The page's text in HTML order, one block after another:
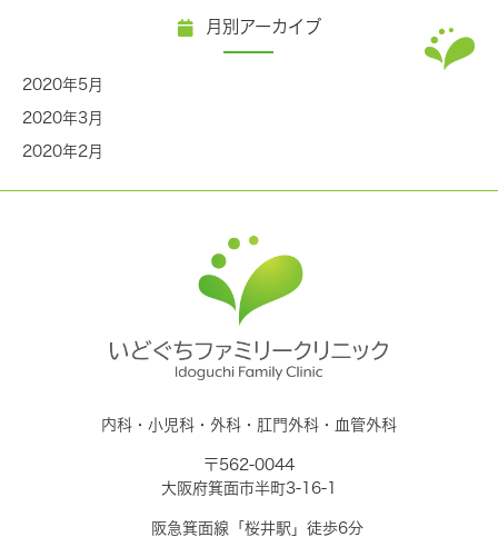
月別アーカイブ
2020年5月
2020年3月
2020年2月
内科・小児科・外科・肛門外科・血管外科
〒562-0044
大阪府箕面市半町3-16-1
阪急箕面線「桜井駅」徒歩6分